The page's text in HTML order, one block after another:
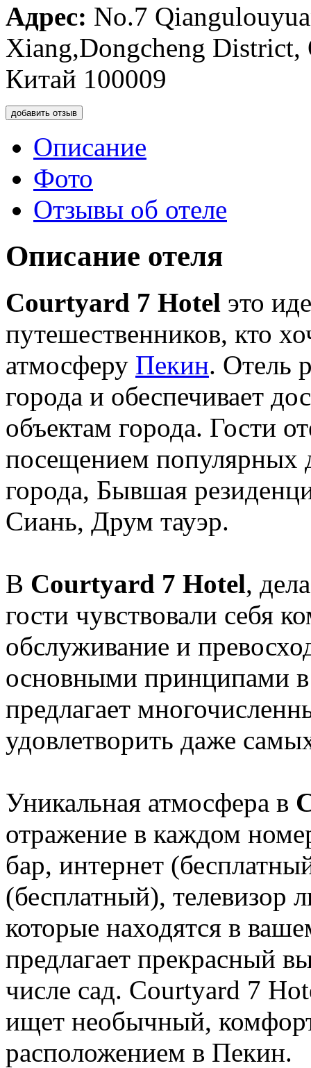
Адрес: No.7
Xiang,Dongcheng
Китай 100009
добавить отзыв
Описание
Фото
Отзывы об отеле
Описание отеля
Courtyard 7 Hotel это
путешественников, кто
атмосферу Пекин. Отель
города и обеспечивает
объектам города. Гости
посещением популярных
города, Бывшая
Сиань, Друм тауэр.
В Courtyard 7 Hotel,
гости чувствовали себя
обслуживание и
основными принципами в
предлагает
удовлетворить даже
Уникальная атмосфера в
отражение в каждом
бар, интернет
(бесплатный), телевизор
которые находятся в
предлагает прекрасный
числе сад. Courtyard 7
ищет необычный,
расположением в Пекин.